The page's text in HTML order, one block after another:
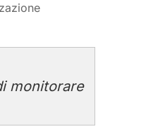
monitorare